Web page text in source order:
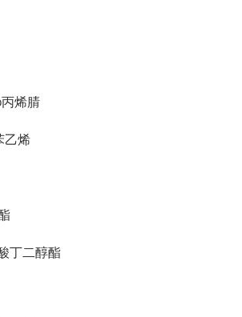
烯腈
乙烯
丁二醇酯